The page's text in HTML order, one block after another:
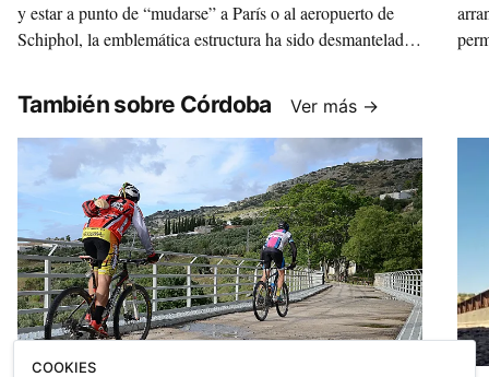
y estar a punto de “mudarse” a París o al aeropuerto de
Schiphol, la emblemática estructura ha sido desmantelada
urbano y carreteras ecológicas. Esta es la historia de lo que
implica improvisar y el coste que genera no prever bien las
cosas.
También sobre Córdoba Ver más →
COOKIES